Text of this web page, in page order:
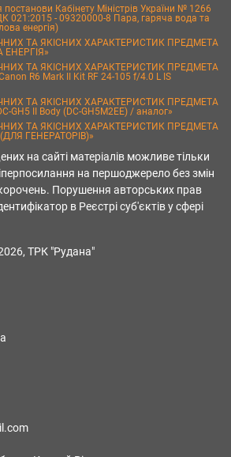
Кабінету Міністрів України № 1266
021:2015 - 09320000-8 Пара, гаряча вода та
енергія)
ТА ЯКІСНИХ ХАРАКТЕРИСТИК ПРЕДМЕТА
ЕНЕРГІЯ»
ТА ЯКІСНИХ ХАРАКТЕРИСТИК ПРЕДМЕТА
R6 Mark II Kit RF 24-105 f/4.0 L IS
ТА ЯКІСНИХ ХАРАКТЕРИСТИК ПРЕДМЕТА
GH5 II Body (DC-GH5M2EE) / аналог»
ТА ЯКІСНИХ ХАРАКТЕРИСТИК ПРЕДМЕТА
ГЕНЕРАТОРІВ)»
на сайті матеріалів можливе тільки
на першоджерело без змін
Порушення авторських прав
в Реєстрі суб'єктів у сфері
ТРК "Рудана"